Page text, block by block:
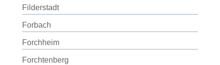
Filderstadt
Forbach
Forchheim
Forchtenberg